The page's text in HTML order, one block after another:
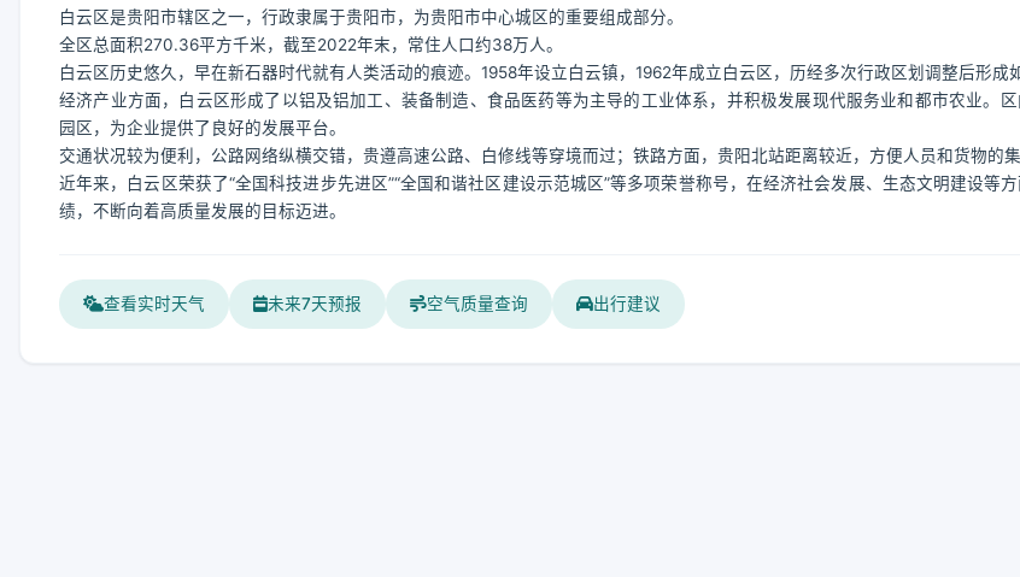
白云区是贵阳市辖区之一，行政隶属于贵阳市，为贵阳市中心城区的重要组成部分。
全区总面积270.36平方千米，截至2022年末，常住人口约38万人。
白云区历史悠久，早在新石器时代就有人类活动的痕迹。1958年设立白云镇，1962年成立白云区，历经多次行政区划调整后形成
经济产业方面，白云区形成了以铝及铝加工、装备制造、食品医药等为主导的工业体系，并积极发展现代服务业和都市农业。
园区，为企业提供了良好的发展平台。
交通状况较为便利，公路网络纵横交错，贵遵高速公路、白修线等穿境而过；铁路方面，贵阳北站距离较近，方便人员和货物的集
近年来，白云区荣获了“全国科技进步先进区”“全国和谐社区建设示范城区”等多项荣誉称号，在经济社会发展、生态文明建设等
绩，不断向着高质量发展的目标迈进。
查看实时天气 未来7天预报 空气质量查询 出行建议